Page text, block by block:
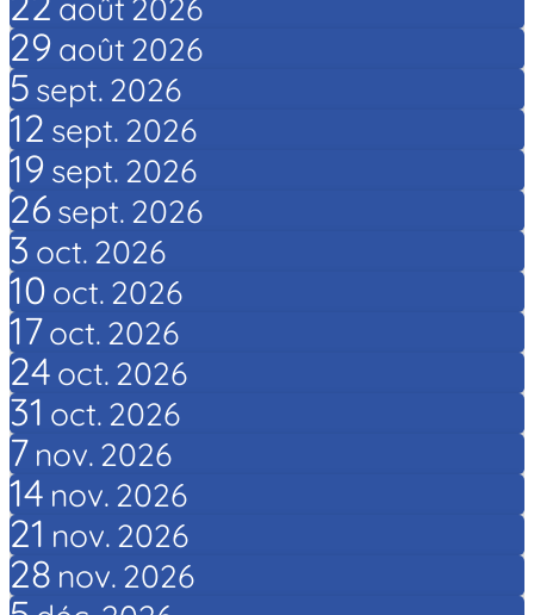
août 2026
29 août 2026
5 sept. 2026
12 sept. 2026
19 sept. 2026
26 sept. 2026
3 oct. 2026
10 oct. 2026
17oct. 2026
24 oct. 2026
31 oct. 2026
7 nov. 2026
14 nov. 2026
21 nov. 2026
28 nov. 2026